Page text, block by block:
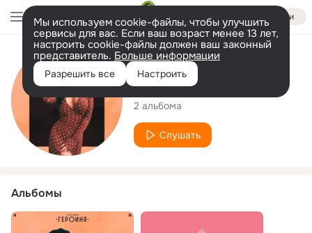
Войти
Мы используем cookie-файлы, чтобы улучшить
сервисы для вас. Если ваш возраст менее 13 лет,
настроить cookie-файлы должен ваш законный
представитель. Больше информации
Разрешить все Настроить
Исполнитель
Софиша
2 альбома
Слушать
Альбомы